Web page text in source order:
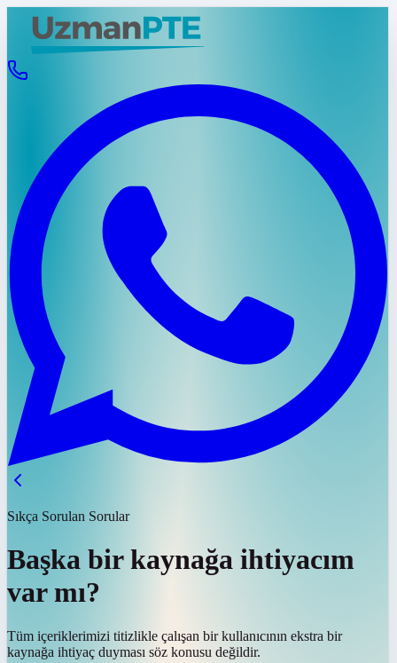
Sıkça Sorulan Sorular
Başka bir kaynağa ihtiyacım
var mı?
Tüm içeriklerimizi titizlikle çalışan bir kullanıcının ekstra bir
kaynağa ihtiyaç duyması söz konusu değildir.